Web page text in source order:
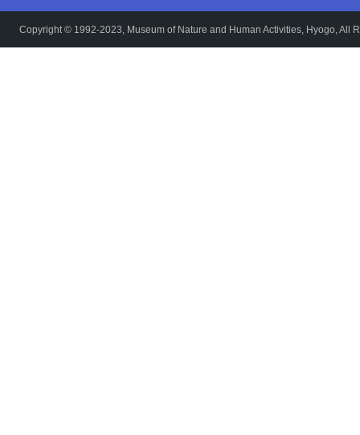
Copyright © 1992-2023, Museum of Nature and Human Activities, Hyogo, All